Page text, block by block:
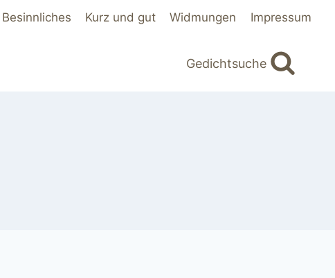
Besinnliches Kurz und gut Widmungen Impressum
Gedichtsuche